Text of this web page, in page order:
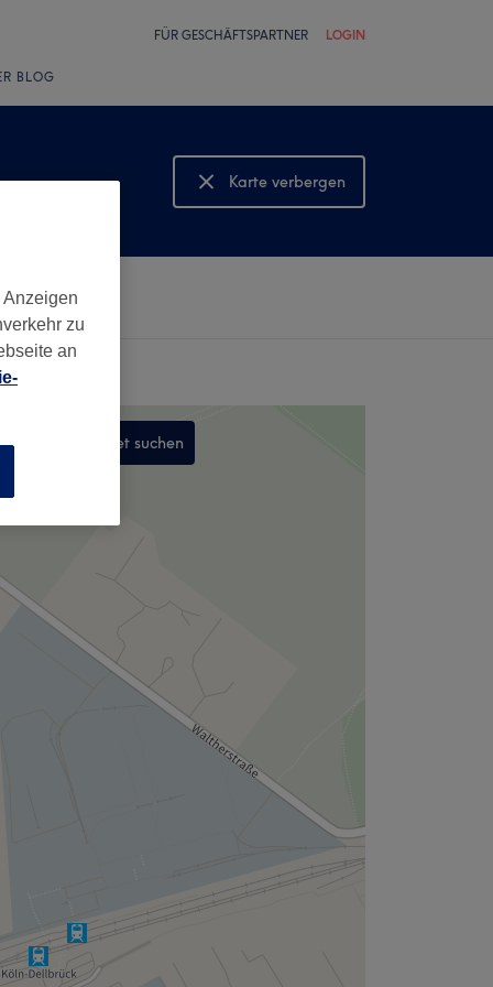
FÜR GESCHÄFTSPARTNER LOGIN
BLOG
Karte verbergen
Karte anzeigen
In diesem Gebiet suchen
zu
an